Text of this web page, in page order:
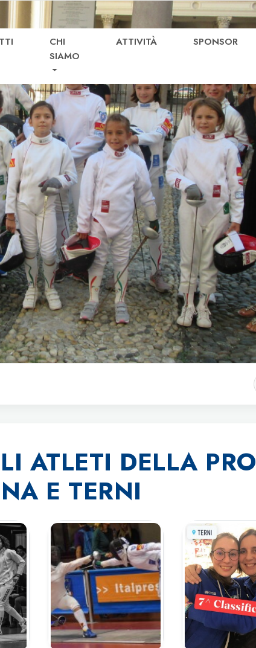
CHI
SIAMO
ATTIVITÀ SPONSOR
ATLETI DELLA
E TERNI